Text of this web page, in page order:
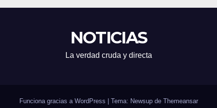
NOTICIAS
La verdad cruda y directa
Funciona gracias a WordPress Tema: Newsup de Themeansar